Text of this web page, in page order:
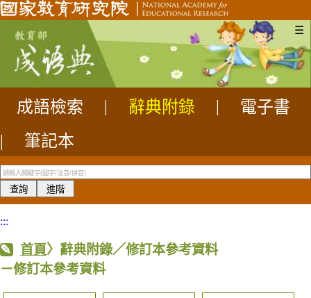
☰
成語檢索 辭典附錄
電子書
|
筆記本
:::
首頁〉辭典附錄／修訂本參考資料
－修訂本參考資料